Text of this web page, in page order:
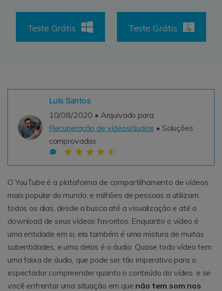
Suporte
Soluções para Dispositivos de Armazenamento
PROCURE MAIS SOLUÇÕES
Preços
Suporte
Teste Grátis Teste Grátis
Luís Santos
10/08/2020 • Arquivado para:
Recuperação de vídeos/áudios • Soluções
comprovadas
O YouTube é a plataforma de compartilhamento de vídeos
mais popular do mundo, e milhões de pessoas a utilizam
todos os dias, desde a busca até a visualização e até o
download de seus vídeos favoritos. Enquanto o vídeo é
uma entidade em si, ela também é uma mistura de muitas
subentidades, e uma delas é o áudio. Quase todo vídeo tem
uma faixa de áudio, que pode ser tão imperativo para o
espectador compreender quanto o conteúdo do vídeo, e se
você enfrentar uma situação em que não tem som nos